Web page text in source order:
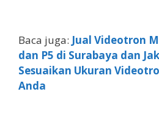
Baca juga: Jual Videotron
dan P5 di Surabaya dan
Sesuaikan Ukuran
Anda